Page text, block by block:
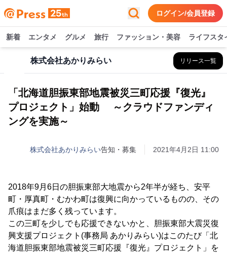
ログイン/会員登録
新着 エンタメ グルメ 旅行 ファッション・美容 ライフスタ
株式会社あかりみらい リリース一覧
「北海道胆振東部地震被災三町応援『復光』
プロジェクト」始動 ～クラウドファンディ
ングを実施～
株式会社あかりみらい告知・募集 2021年4月2日 11:00
2018年9月6日の胆振東部大地震から2年半が経ち、安平
町・厚真町・むかわ町は復興に向かっているものの、その
爪痕はまだ多く残っています。
この三町を少しでも応援できないかと、胆振東部大震災復
興支援プロジェクト(事務局 あかりみらい)はこのたび「北
海道胆振東部地震被災三町応援『復光』プロジェクト」を